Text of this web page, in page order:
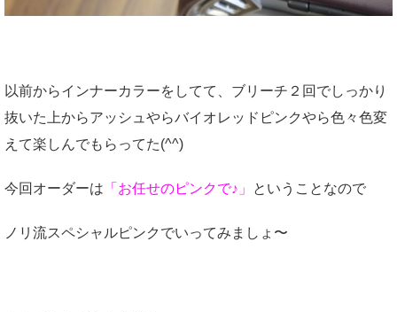
以前からインナーカラーをしてて、ブリーチ２回でしっかり
抜いた上からアッシュやらバイオレッドピンクやら色々色変
えて楽しんでもらってた(^^)
今回オーダーは 「お任せのピンクで♪」 ということなので
ノリ流スペシャルピンクでいってみましょ〜